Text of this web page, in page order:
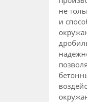
не
и